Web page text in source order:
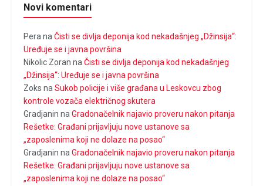
Novi komentari
Pera na Čisti se divlja deponija kod nekadašnjeg „Džinsija“:
Uređuje se i javna površina
Nikolic Zoran na Čisti se divlja deponija kod nekadašnjeg
„Džinsija“: Uređuje se i javna površina
Zoks na Sukob policije i više građana u Leskovcu zbog
kontrole vozača električnog skutera
Gradjanin na Gradonačelnik najavio proveru nakon pitanja
Rešetke: Građani prijavljuju nove ustanove sa
„zaposlenima koji ne dolaze na posao“
Gradjanin na Gradonačelnik najavio proveru nakon pitanja
Rešetke: Građani prijavljuju nove ustanove sa
„zaposlenima koji ne dolaze na posao“